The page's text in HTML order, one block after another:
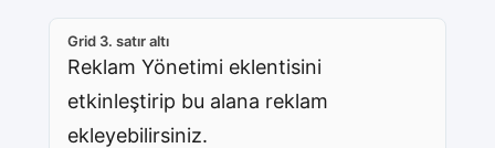
Grid 3. satır altı
Reklam Yönetimi eklentisini
etkinleştirip bu alana reklam
ekleyebilirsiniz.